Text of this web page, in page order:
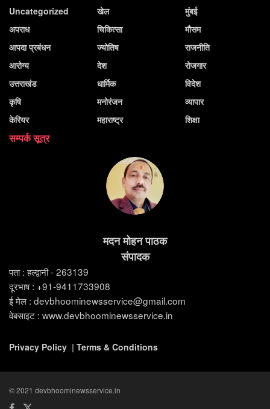
Uncategorized
अपराध
आपदा प्रबंधन
आरोग्य
उत्तराखंड
कृषि
केरियर
खेल
चिकित्सा
ज्योतिष
देश
धार्मिक
मनोरंजन
महाराष्ट्र
मुंबई
मौसम
राजनीति
रोजगार
विदेश
व्यापार
शिक्षा
सम्पर्क सूत्र
मदन मोहन पाठक
संपादक
पता : हल्द्वानी - 263139
दूरभाष : +91-9411733908
ई मेल : devbhoominewsservice@gmail.com
वेबसाइट : www.devbhoominewsservice.in
Privacy Policy | Terms & Conditions
© 2021 devbhoominewsservice.in